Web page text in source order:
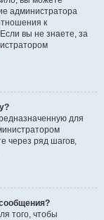
администратора
к
вы не знаете, за
для
через ряд шагов,
того, чтобы